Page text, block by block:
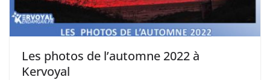
Les photos de l’automne 2022 à
Kervoyal